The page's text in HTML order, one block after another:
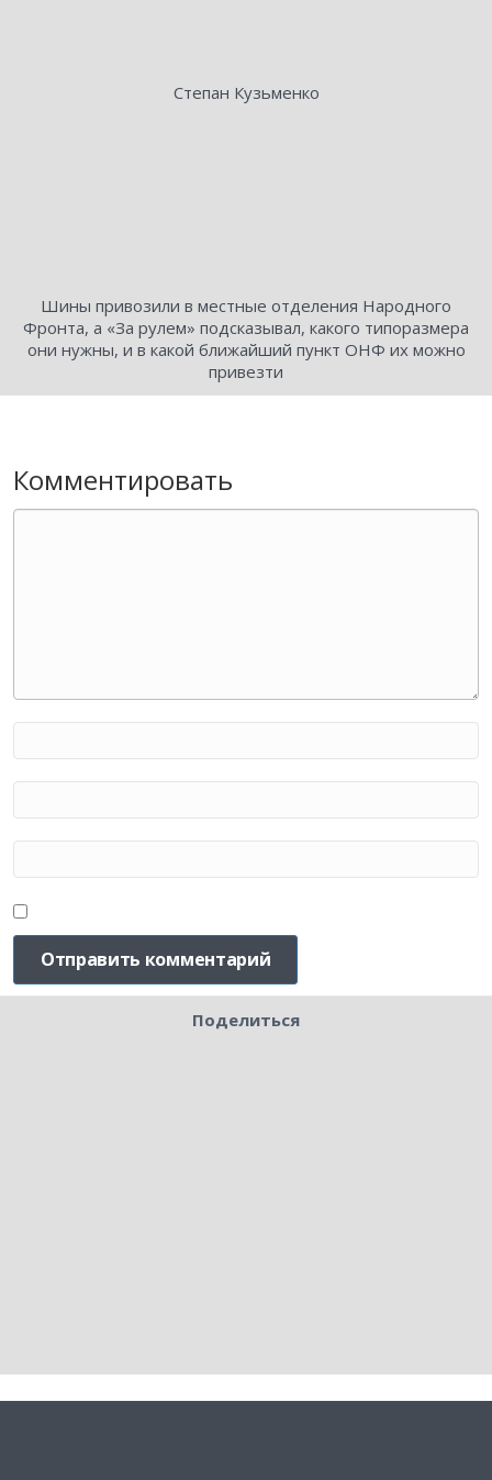
Степан Кузьменко
Шины привозили в местные отделения Народного
Фронта, а «За рулем» подсказывал, какого типоразмера
они нужны, и в какой ближайший пункт ОНФ их можно
привезти
Комментировать
Поделиться